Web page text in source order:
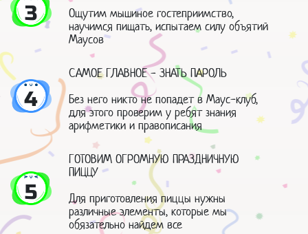
3
Ощутим мышиное гостеприимство,
научимся пищать, испытаем силу объятий
Маусов
4
САМОЕ ГЛАВНОЕ - ЗНАТЬ ПАРОЛЬ
Без него никто не попадет в Маус-клуб,
для этого проверим у ребят знания
арифметики и правописания
5
ГОТОВИМ ОГРОМНУЮ ПРАЗДНИЧНУЮ
ПИЦЦУ
Для приготовления пиццы нужны
различные элементы, которые мы
обязательно найдем все